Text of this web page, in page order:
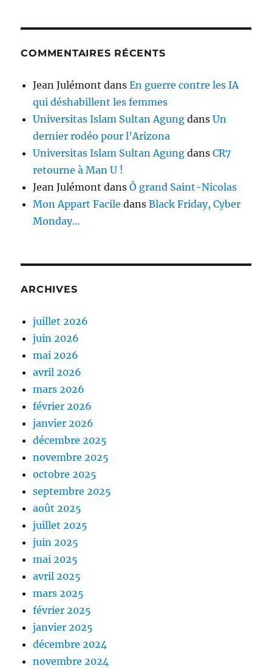
COMMENTAIRES RÉCENTS
Jean Julémont dansEn guerre contre les IA
qui déshabillent les femmes
Universitas Islam Sultan Agung dansUn
dernier rodéo pour l’Arizona
Universitas Islam Sultan Agung dansCR7
retourne à Man U !
Jean Julémont dansÔ grand Saint-Nicolas
Mon Appart Facile dansBlack Friday, Cyber
Monday…
ARCHIVES
juillet 2026
juin 2026
mai 2026
avril 2026
mars 2026
février 2026
janvier 2026
décembre 2025
novembre 2025
octobre 2025
septembre 2025
août 2025
juillet 2025
juin 2025
mai 2025
avril 2025
mars 2025
février 2025
janvier 2025
décembre 2024
novembre 2024